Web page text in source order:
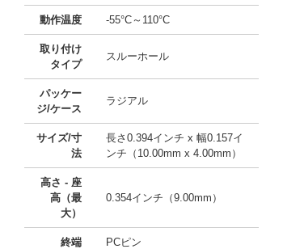
動作温度 -55°C～110°C
取り付け
タイプ
スルーホール
パッケー
ジ/ケース
ラジアル
サイズ/寸
法
長さ0.394インチ x 幅0.157イ
ンチ（10.00mm x 4.00mm）
高さ - 座
高（最
大）
0.354インチ（9.00mm）
終端 PCピン